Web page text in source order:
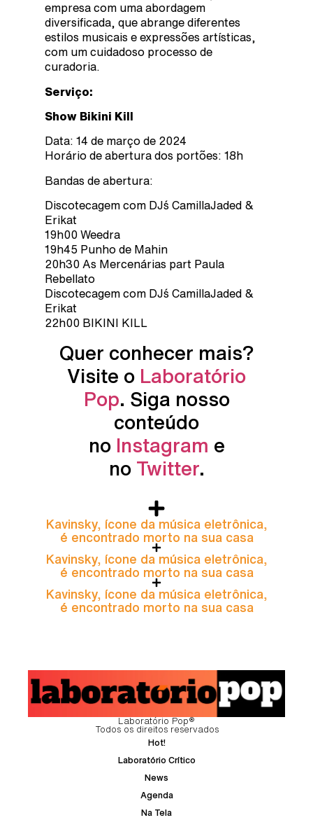
empresa com uma abordagem
diversificada, que abrange diferentes
estilos musicais e expressões artísticas,
com um cuidadoso processo de
curadoria.
Serviço:
Show Bikini Kill
Data: 14 de março de 2024
Horário de abertura dos portões: 18h
Bandas de abertura:
Discotecagem com DJ´s CamillaJaded &
Erikat
19h00 Weedra
19h45 Punho de Mahin
20h30 As Mercenárias part Paula
Rebellato
Discotecagem com DJ´s CamillaJaded &
Erikat
22h00 BIKINI KILL
Quer conhecer mais?
Visite o Laboratório
Pop. Siga nosso
conteúdo
no Instagram e
no Twitter.
Kavinsky, ícone da música eletrônica,
é encontrado morto na sua casa
Kavinsky, ícone da música eletrônica,
é encontrado morto na sua casa
Kavinsky, ícone da música eletrônica,
é encontrado morto na sua casa
Laboratório Pop®
Todos os direitos reservados
Hot!
Laboratório Crítico
News
Agenda
Na Tela